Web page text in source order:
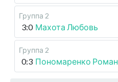
Группа 2
3:0 Махота Любовь
Группа 2
0:3 Пономаренко Роман